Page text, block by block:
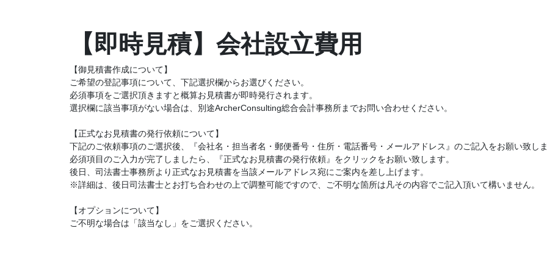
【即時見積】会社設立費用
【御見積書作成について】
ご希望の登記事項について、下記選択欄からお選びください。
必須事項をご選択頂きますと概算お見積書が即時発行されます。
選択欄に該当事項がない場合は、別途ArcherConsulting総合会計事務所までお問い合わせください。
【正式なお見積書の発行依頼について】
下記のご依頼事項のご選択後、『会社名・担当者名・郵便番号・住所・電話番号・メールアドレス』のご記入をお願い致し
必須項目のご入力が完了しましたら、『正式なお見積書の発行依頼』をクリックをお願い致します。
後日、司法書士事務所より正式なお見積書を当該メールアドレス宛にご案内を差し上げます。
※詳細は、後日司法書士とお打ち合わせの上で調整可能ですので、ご不明な箇所は凡その内容でご記入頂いて構いません。
【オプションについて】
ご不明な場合は「該当なし」をご選択ください。